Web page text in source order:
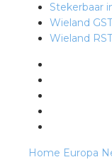
Stekerbaar
Wieland
Wieland
Home Europa
waarde